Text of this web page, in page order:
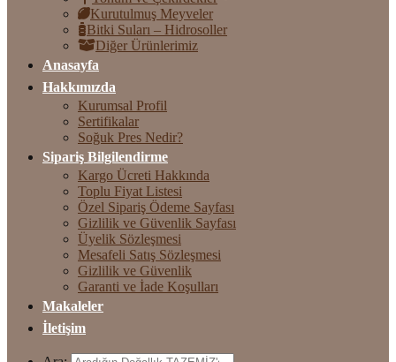
Kurutulmuş Meyveler
Bitki Suları – Hidrosoller
Diğer Ürünlerimiz
Anasayfa
Hakkımızda
Kurumsal Profil
Sertifikalar
Soğuk Pres Nedir?
Sipariş Bilgilendirme
Kargo Ücreti Hakkında
Toplu Fiyat Listesi
Özel Sipariş Ödeme Sayfası
Gizlilik ve Güvenlik Sayfası
Üyelik Sözleşmesi
Mesafeli Satış Sözleşmesi
Gizlilik ve Güvenlik
Garanti ve İade Koşulları
Makaleler
İletişim